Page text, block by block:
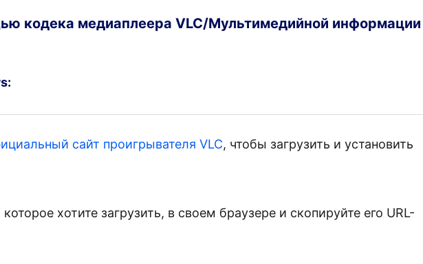
кодека медиаплеера VLC/Мультимедийной информации
сайт проигрывателя VLC, чтобы загрузить и установить
хотите загрузить, в своем браузере и скопируйте его URL-